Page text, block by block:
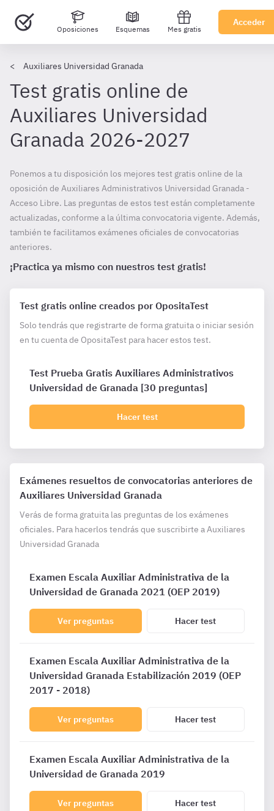
Oposiciones Esquemas Mes gratis
Acceder
Auxiliares Universidad Granada
Test gratis online de
Auxiliares Universidad
Granada 2026-2027
Ponemos a tu disposición los mejores test gratis online de la
oposición de Auxiliares Administrativos Universidad Granada -
Acceso Libre. Las preguntas de estos test están completamente
actualizadas, conforme a la última convocatoria vigente. Además,
también te facilitamos exámenes oficiales de convocatorias
anteriores.
¡Practica ya mismo con nuestros test gratis!
Test gratis online creados por OpositaTest
Solo tendrás que registrarte de forma gratuita o iniciar sesión
en tu cuenta de OpositaTest para hacer estos test.
Test Prueba Gratis Auxiliares Administrativos
Universidad de Granada [30 preguntas]
Hacer test
Exámenes resueltos de convocatorias anteriores de
Auxiliares Universidad Granada
Verás de forma gratuita las preguntas de los exámenes
oficiales. Para hacerlos tendrás que suscribirte a Auxiliares
Universidad Granada
Examen Escala Auxiliar Administrativa de la
Universidad de Granada 2021 (OEP 2019)
Ver preguntas Hacer test
Examen Escala Auxiliar Administrativa de la
Universidad Granada Estabilización 2019 (OEP
2017 - 2018)
Ver preguntas Hacer test
Examen Escala Auxiliar Administrativa de la
Universidad de Granada 2019
Ver preguntas Hacer test